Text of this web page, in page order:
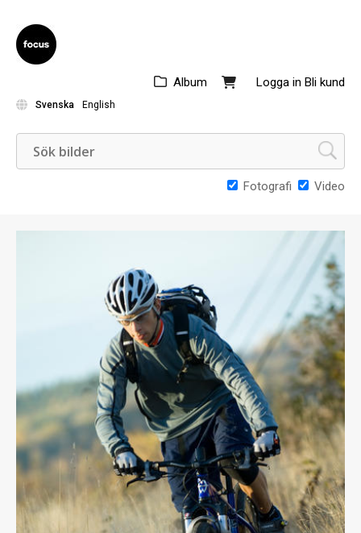
Logga in Bli kund
Album
Svenska English
Fotografi Video